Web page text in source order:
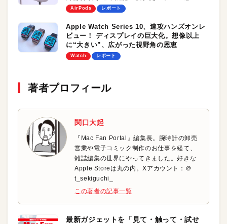
AirPods レポート
Apple Watch Series 10、速攻ハンズオンレ
ビュー！ ディスプレイの巨大化。想像以上
に“大きい”、広がった視野角の恩恵
Watch レポート
著者プロフィール
関口大起
『Mac Fan Portal』編集長。腕時計の卸売
営業や電子コミック制作のお仕事を経て、
雑誌編集の世界にやってきました。好きな
Apple Storeは丸の内。Xアカウント：＠
t_sekiguchi_
この著者の記事一覧
最新ガジェットを「見て・触って・試せ